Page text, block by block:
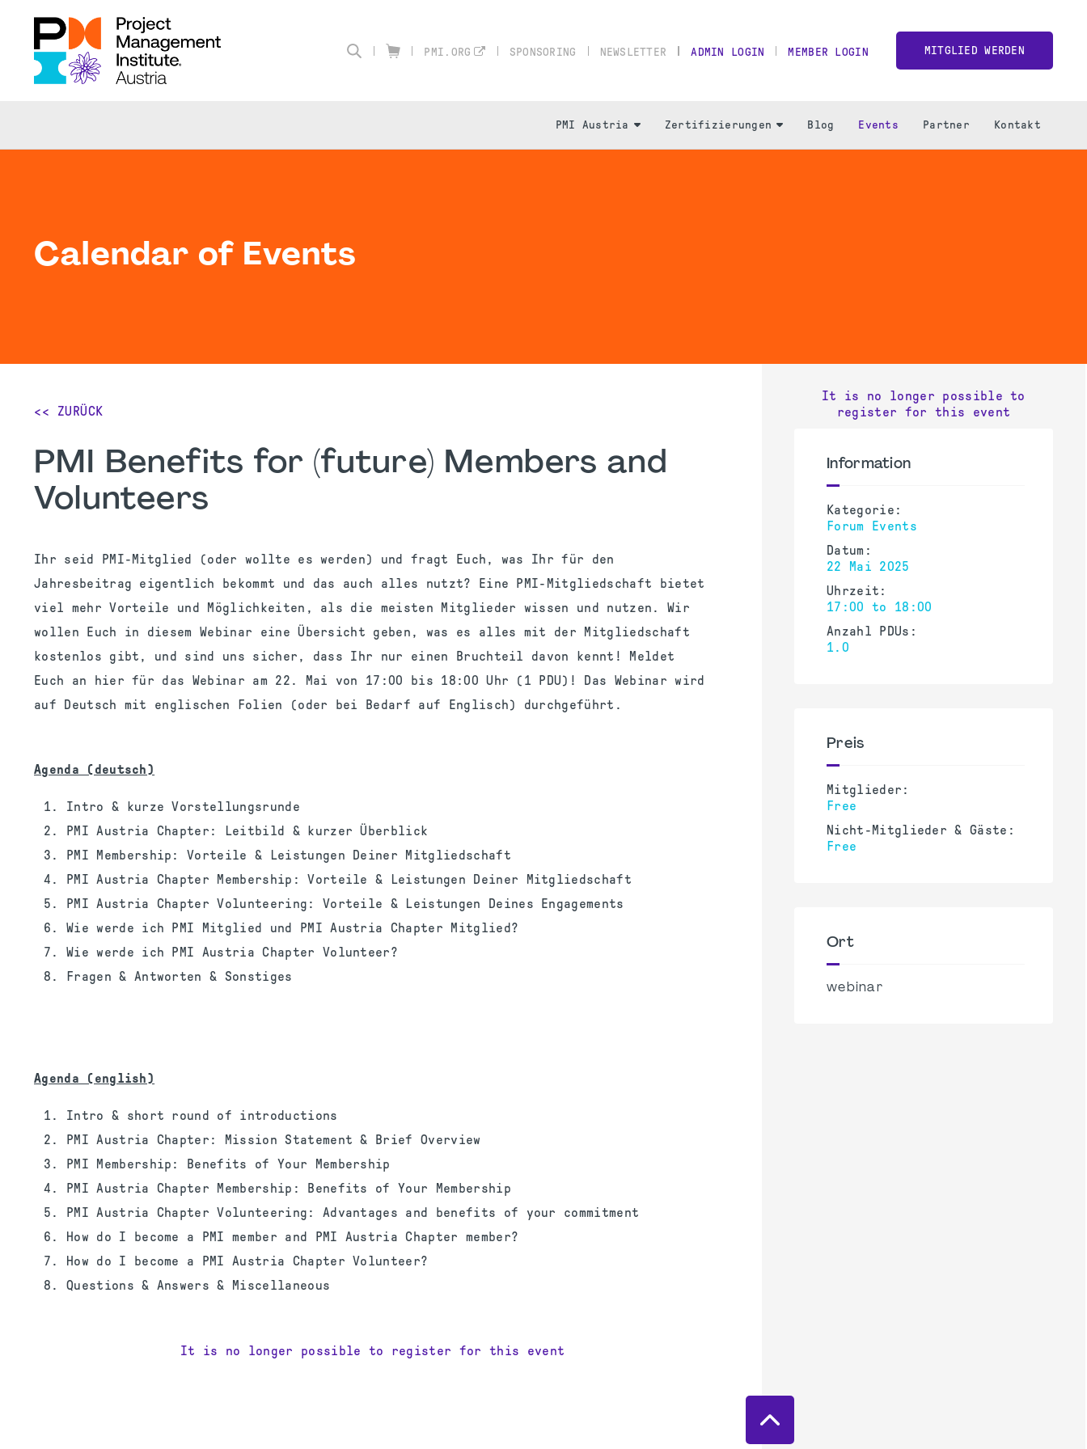
PMI.ORG SPONSORING NEWSLETTER ADMIN LOGIN MEMBER LOGIN MITGLIED WERDEN
PMI Austria Zertifizierungen Blog Events Partner Kontakt
Calendar of Events
<< ZURÜCK
PMI Benefits for (future) Members and
Volunteers
Ihr seid PMI-Mitglied (oder wollte es werden) und fragt Euch, was Ihr für den
Jahresbeitrag eigentlich bekommt und das auch alles nutzt? Eine PMI-Mitgliedschaft bietet
viel mehr Vorteile und Möglichkeiten, als die meisten Mitglieder wissen und nutzen. Wir
wollen Euch in diesem Webinar eine Übersicht geben, was es alles mit der Mitgliedschaft
kostenlos gibt, und sind uns sicher, dass Ihr nur einen Bruchteil davon kennt! Meldet
Euch an hier für das Webinar am 22. Mai von 17:00 bis 18:00 Uhr (1 PDU)! Das Webinar wird
auf Deutsch mit englischen Folien (oder bei Bedarf auf Englisch) durchgeführt.
Agenda (deutsch)
Intro & kurze Vorstellungsrunde
PMI Austria Chapter: Leitbild & kurzer Überblick
PMI Membership: Vorteile & Leistungen Deiner Mitgliedschaft
PMI Austria Chapter Membership: Vorteile & Leistungen Deiner Mitgliedschaft
PMI Austria Chapter Volunteering: Vorteile & Leistungen Deines Engagements
Wie werde ich PMI Mitglied und PMI Austria Chapter Mitglied?
Wie werde ich PMI Austria Chapter Volunteer?
Fragen & Antworten & Sonstiges
Agenda (english)
Intro & short round of introductions
PMI Austria Chapter: Mission Statement & Brief Overview
PMI Membership: Benefits of Your Membership
PMI Austria Chapter Membership: Benefits of Your Membership
PMI Austria Chapter Volunteering: Advantages and benefits of your commitment
How do I become a PMI member and PMI Austria Chapter member?
How do I become a PMI Austria Chapter Volunteer?
Questions & Answers & Miscellaneous
It is no longer possible to register for this event
It is no longer possible to
register for this event
Information
Kategorie:
Forum Events
Datum:
22 Mai 2025
Uhrzeit:
17:00 to 18:00
Anzahl PDUs:
1.0
Preis
Mitglieder:
Free
Nicht-Mitglieder & Gäste:
Free
Ort
webinar